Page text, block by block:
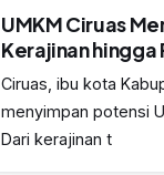
UMKM Ciruas
Kerajinan hingga
Ciruas, ibu kota
menyimpan potensi
Dari kerajinan t